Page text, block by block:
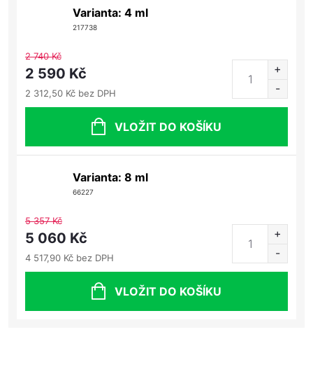
Varianta: 4 ml
217738
2 740 Kč
2 590 Kč
2 312,50 Kč bez DPH
VLOŽIT DO KOŠÍKU
Varianta: 8 ml
66227
5 357 Kč
5 060 Kč
4 517,90 Kč bez DPH
VLOŽIT DO KOŠÍKU